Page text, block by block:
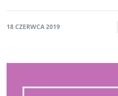
18 CZERWCA 2019